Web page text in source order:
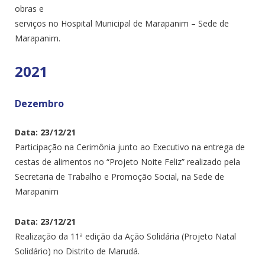
obras e
serviços no Hospital Municipal de Marapanim – Sede de
Marapanim.
2021
Dezembro
Data: 23/12/21
Participação na Cerimônia junto ao Executivo na entrega de
cestas de alimentos no “Projeto Noite Feliz” realizado pela
Secretaria de Trabalho e Promoção Social, na Sede de
Marapanim
Data: 23/12/21
Realização da 11ª edição da Ação Solidária (Projeto Natal
Solidário) no Distrito de Marudá.